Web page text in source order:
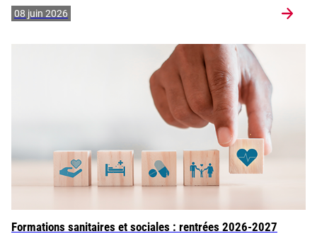
08 juin 2026
Formations sanitaires et sociales : rentrées 2026-2027